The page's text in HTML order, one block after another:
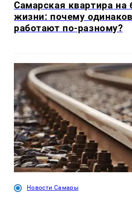
Самарская квартира на
жизни: почему
работают по-разному?
Новости Самары